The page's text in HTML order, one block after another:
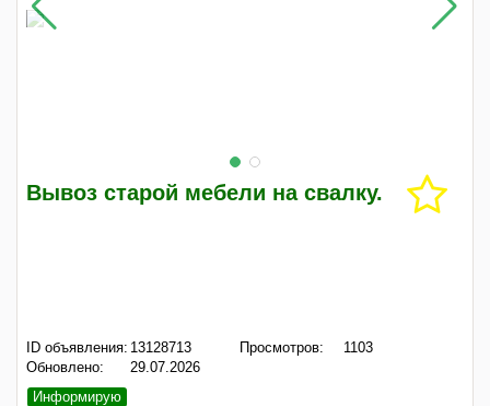
Вывоз старой мебели на свалку.
ID объявления: 13128713
Обновлено:
29.07.2026
Просмотров: 1103
Информирую